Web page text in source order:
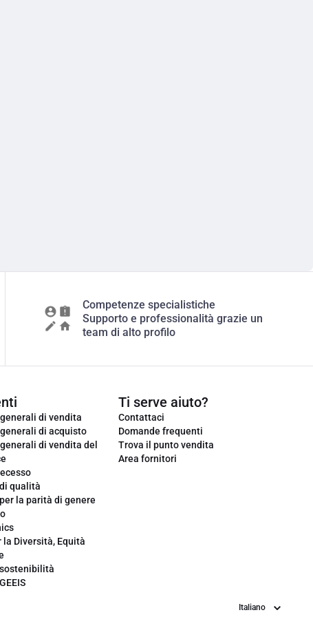
Competenze specialistiche
Supporto e professionalità grazie un
team di alto profilo
di vendita
di acquisto
di vendita del
qualità
la parità di genere
la Diversità, Equità
Ti serve aiuto?
Contattaci
Domande frequenti
Trova il punto vendita
Area fornitori
Lingua